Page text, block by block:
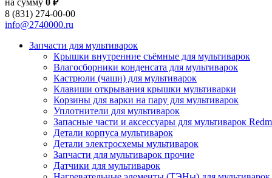
на сумму 0 ₽
8 (831) 274-00-00
info@2740000.ru
Запчасти для мультиварок
Крышки внутренние съёмные для мультиварок
Влагосборники конденсата для мультиварок
Кастрюли (чаши) для мультиварок
Клавиши открывания крышки мультиварки
Корзины для варки на пару для мультиварок
Уплотнители для мультиварок
Запасные части и аксессуары для мультиварок
Детали корпуса мультиварок
Детали электросхемы мультиварок
Запчасти для мультиварок прочие
Датчики для мультиварок